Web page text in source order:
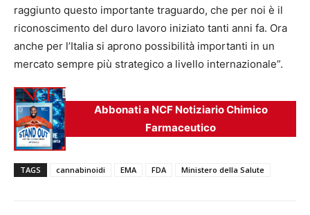
raggiunto questo importante traguardo, che per noi è il
riconoscimento del duro lavoro iniziato tanti anni fa. Ora
anche per l’Italia si aprono possibilità importanti in un
mercato sempre più strategico a livello internazionale”.
Abbonati a NCF Notiziario Chimico
Farmaceutico
TAGS cannabinoidi EMA FDA Ministero della Salute